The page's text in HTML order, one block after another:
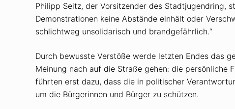
Philipp Seitz, der Vorsitzender des Stadtjugendring,
Demonstrationen keine Abstände einhält oder
schlichtweg unsolidarisch und brandgefährlich.“
Durch bewusste Verstöße werde letzten Endes das
Meinung nach auf die Straße gehen: die persönliche
führten erst dazu, dass die in politischer
um die Bürgerinnen und Bürger zu schützen.